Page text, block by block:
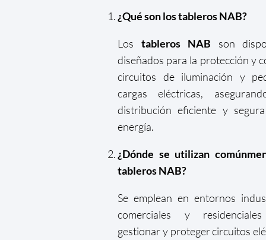
¿Qué son los tableros NAB?
Los tableros NAB son
diseñados para la protección y
circuitos de iluminación y
cargas eléctricas,
distribución eficiente y
energía.
¿Dónde se utilizan
tableros NAB?
Se emplean en entornos
comerciales y
gestionar y proteger circuitos